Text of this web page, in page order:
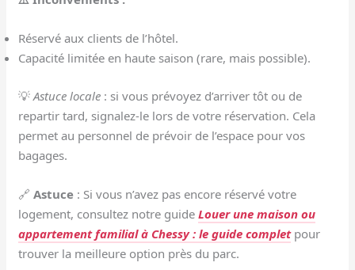
Réservé aux clients de l’hôtel.
Capacité limitée en haute saison (rare, mais possible).
💡Astuce locale : si vous prévoyez d’arriver tôt ou de
repartir tard, signalez-le lors de votre réservation. Cela
permet au personnel de prévoir de l’espace pour vos
bagages.
🔗Astuce : Si vous n’avez pas encore réservé votre
logement, consultez notre guideLouer une maison ou
appartement familial à Chessy : le guide completpour
trouver la meilleure option près du parc.